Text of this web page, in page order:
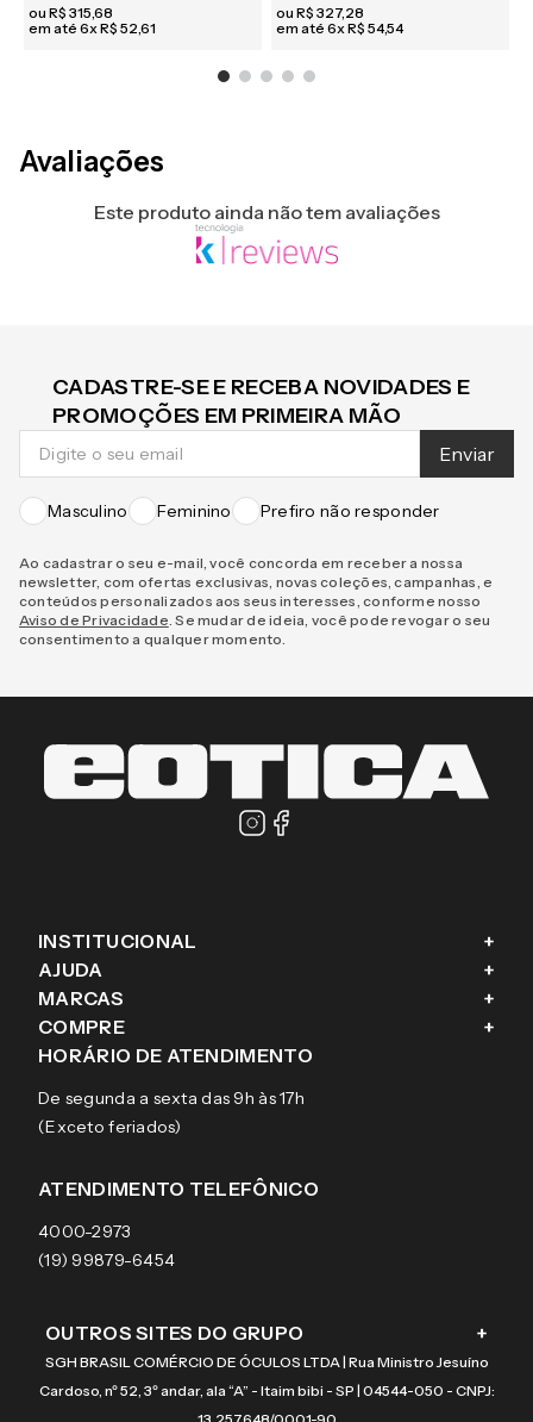
ou R$ 315,68
em até 6xR$ 52,61
ou R$ 327,28
em até 6xR$ 54,54
Avaliações
Este produto ainda não tem avaliações
CADASTRE-SE E RECEBA NOVIDADES E
PROMOÇÕES EM PRIMEIRA MÃO
Enviar
Masculino Feminino Prefiro não responder
Ao cadastrar o seu e-mail, você concorda em receber a nossa
newsletter, com ofertas exclusivas, novas coleções, campanhas, e
conteúdos personalizados aos seus interesses, conforme nosso
Aviso de Privacidade . Se mudar de ideia, você pode revogar o seu
consentimento a qualquer momento.
INSTITUCIONAL +
Fale conosco
Blog
Sobre a eÓtica
Aviso de privacidade
Termos e condições de uso
AJUDA +
Como comprar
Trocas e Devoluções
Pagamentos
Garantias
MARCAS +
Ray-Ban
Tecnol
Arnette
Burberry
COMPRE +
Óculos de sol
Lentes de contato
HORÁRIO DE ATENDIMENTO
De segunda a sexta das 9h às 17h
(Exceto feriados)
ATENDIMENTO TELEFÔNICO
4000-2973
(19) 99879-6454
OUTROS SITES DO GRUPO +
SGH BRASIL COMÉRCIO DE ÓCULOS LTDA | Rua Ministro Jesuíno
Cardoso, nº 52, 3º andar, ala “A” - Itaim bibi - SP | 04544-050 - CNPJ: